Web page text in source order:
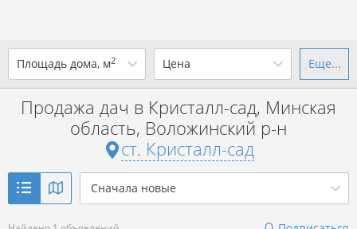
Площадь дома, м2
от до
Показать 1 объявление
Цена
от до
р. за всё
Еще...
Продажа дач в Кристалл-сад, Минская
область, Воложинский р-н
ст. Кристалл-сад
Сначала новые
Ваш город -ст. Кристалл-сад?
Да Выбрать город